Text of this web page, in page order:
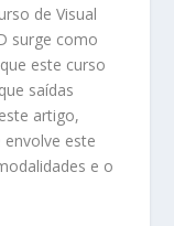
de Visual
surge como
este curso
saídas
artigo,
este
e o